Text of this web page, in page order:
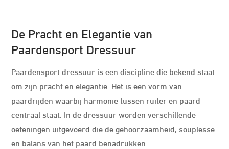
De Pracht en Elegantie van
Paardensport Dressuur
Paardensport dressuur is een discipline die bekend staat
om zijn pracht en elegantie. Het is een vorm van
paardrijden waarbij harmonie tussen ruiter en paard
centraal staat. In de dressuur worden verschillende
oefeningen uitgevoerd die de gehoorzaamheid, souplesse
en balans van het paard benadrukken.